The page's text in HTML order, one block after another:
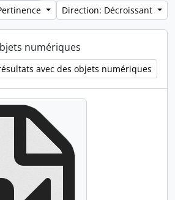
Direction: Décroissant
numériques
avec des objets numériques